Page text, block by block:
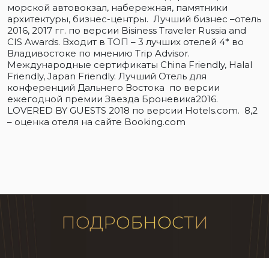
морской автовокзал, набережная, памятники
архитектуры, бизнес-центры. Лучший бизнес –отель
2016, 2017 гг. по версии Bisiness Traveler Russia and
CIS Awards. Входит в ТОП – 3 лучших отелей 4* во
Владивостоке по мнению Trip Advisor.
Международные сертификаты China Friendly, Halal
Friendly, Japan Friendly. Лучший Отель для
конференций Дальнего Востока по версии
ежегодной премии Звезда Броневика2016.
LOVERED BY GUESTS 2018 по версии Hotels.com. 8,2
– оценка отеля на сайте Booking.com
ПОДРОБНОСТИ